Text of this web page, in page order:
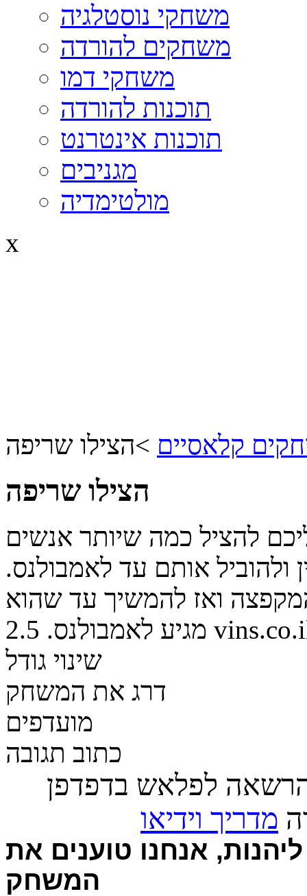
משחקי נוסטלגיה
משחקים להורדה
משחקי דמו
תוכנות להורדה
תוכנות אינטרנט
מגניבים
מולטימדיה
x
קלאסיים >הצילו שריפה
הצילו שריפה
להציל כמה שיותר אנשים
אותם עד לאמבולנס.
ואז להמשיך עד שהוא
מגיע לאמבולנס. 2.5
שינוי גודל
דרג את המשחק
מועדפים
כתוב תגובה
לפלאש בדפדפן
מדריך וידיאו
אנחנו טוענים את
המשחק